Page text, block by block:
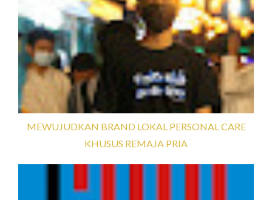
MEWUJUDKAN BRAND LOKAL PERSONAL CARE
KHUSUS REMAJA PRIA